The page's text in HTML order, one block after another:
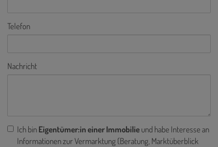
Telefon
Nachricht
Ich binEigentümer:in einer Immobilieund habe Interesse an
Informationen zur Vermarktung (Beratung, Marktüberblick